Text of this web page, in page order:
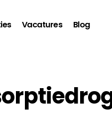
Vacatures Blog